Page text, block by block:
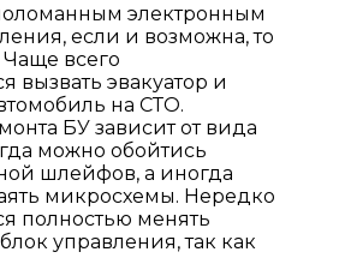
электронным
если и возможна, то
Чаще всего
вызвать эвакуатор и
на СТО.
БУ зависит от вида
можно обойтись
шлейфов, а иногда
микросхемы. Нередко
полностью менять
управления, так как